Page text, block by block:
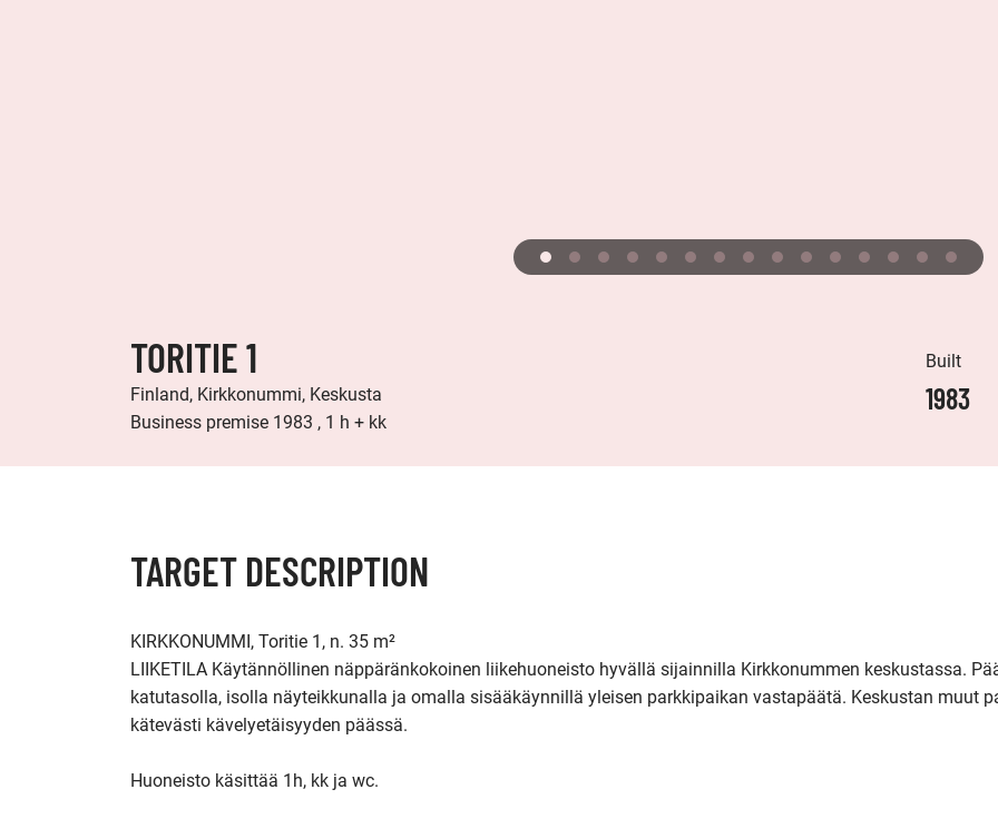
TORITIE 1
Finland, Kirkkonummi, Keskusta
Business premise 1983 , 1 h + kk
Built
1983
TARGET DESCRIPTION
KIRKKONUMMI, Toritie 1, n. 35 m²
LIIKETILA Käytännöllinen näppäränkokoinen liikehuoneisto hyvällä sijainnilla Kirkkonummen keskustassa.
katutasolla, isolla näyteikkunalla ja omalla sisääkäynnillä yleisen parkkipaikan vastapäätä. Keskustan muut
kätevästi kävelyetäisyyden päässä.
Huoneisto käsittää 1h, kk ja wc.